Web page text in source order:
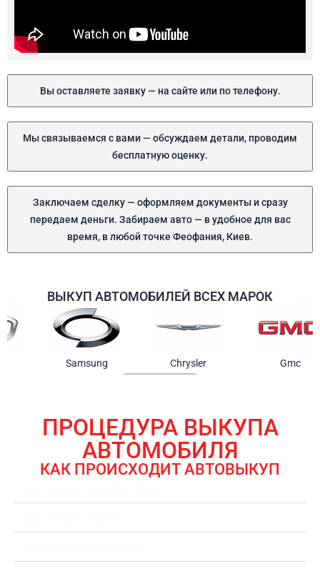
Вы оставляете заявку — на сайте или по телефону.
Мы связываемся с вами — обсуждаем детали, проводим
бесплатную оценку.
Заключаем сделку — оформляем документы и сразу
передаем деньги. Забираем авто — в удобное для вас
время, в любой точке Феофания, Киев.
ВЫКУП АВТОМОБИЛЕЙ ВСЕХ МАРОК
Samsung Chrysler
ПРОЦЕДУРА ВЫКУПА
АВТОМОБИЛЯ
КАК ПРОИСХОДИТ АВТОВЫКУП